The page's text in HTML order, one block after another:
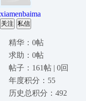
xiamenbaima
关注 私信
精华：0帖
求助：0帖
帖子：161帖 | 0回
年度积分：55
历史总积分：492